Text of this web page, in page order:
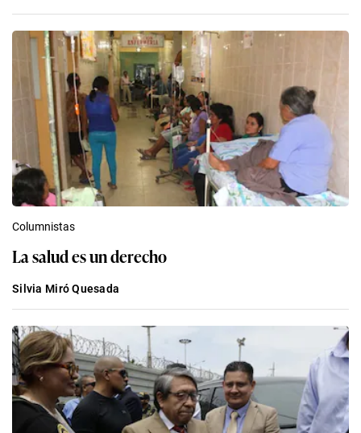
Columnistas
La salud es un derecho
Silvia Miró Quesada